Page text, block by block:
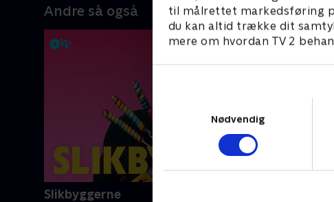
til målrettet markedsføring
du kan altid trække dit
mere om hvordan TV 2
Nødvendig
Andre så også
Slikbyggerne